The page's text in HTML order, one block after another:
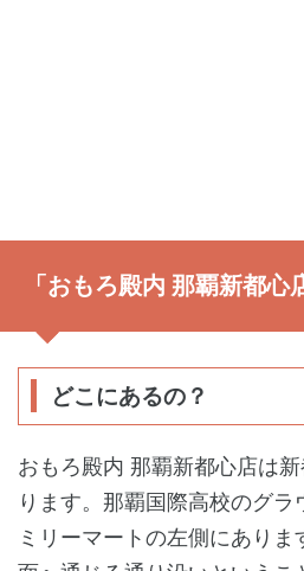
「おもろ殿内 那覇新都心
どこにあるの？
おもろ殿内 那覇新都心店は
ります。那覇国際高校のグ
ミリーマートの左側にあり